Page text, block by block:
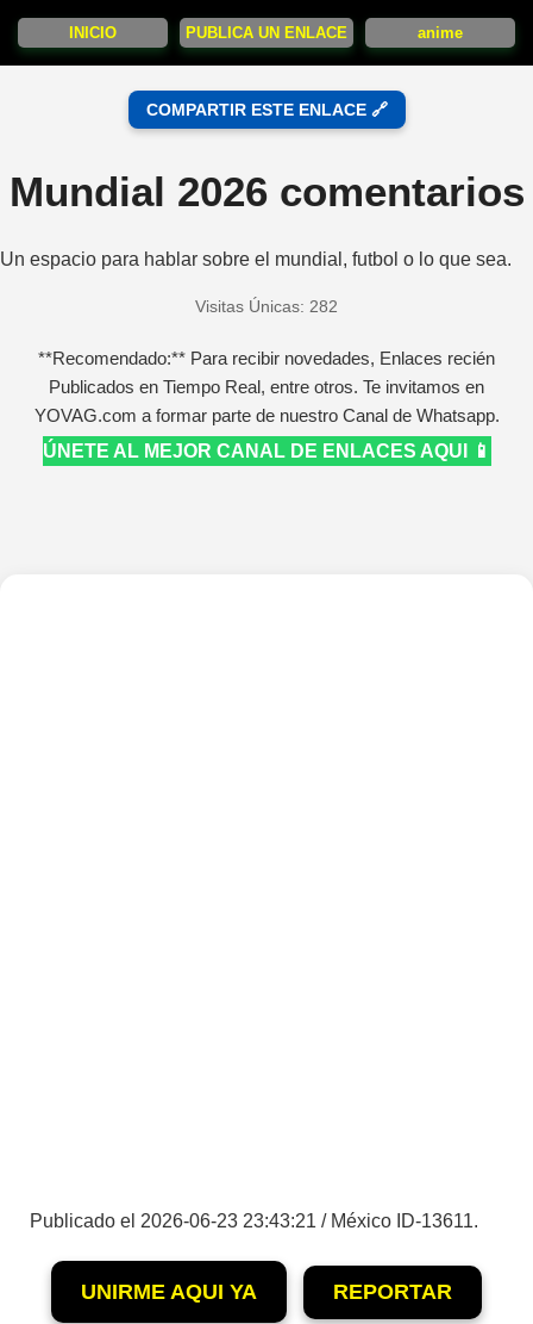
INICIO PUBLICA UN ENLACE anime
COMPARTIR ESTE ENLACE 🔗
Mundial 2026 comentarios
Un espacio para hablar sobre el mundial, futbol o lo que sea.
Visitas Únicas: 282
**Recomendado:** Para recibir novedades, Enlaces recién
Publicados en Tiempo Real, entre otros. Te invitamos en
YOVAG.com a formar parte de nuestro Canal de Whatsapp.
ÚNETE AL MEJOR CANAL DE ENLACES AQUI 📱
Publicado el 2026-06-23 23:43:21 / México ID-13611.
UNIRME AQUI YA REPORTAR